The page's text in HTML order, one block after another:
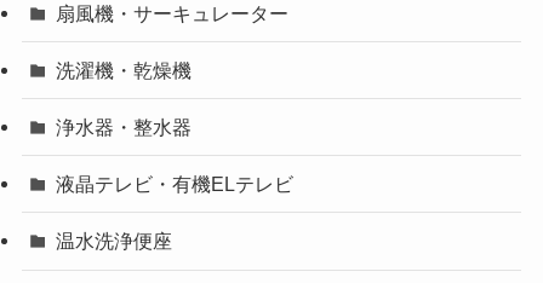
扇風機・サーキュレーター
洗濯機・乾燥機
浄水器・整水器
液晶テレビ・有機ELテレビ
温水洗浄便座